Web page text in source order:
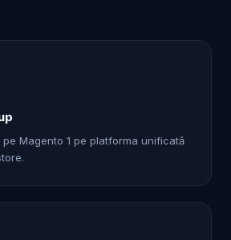
Magento 1 pe platforma unificată